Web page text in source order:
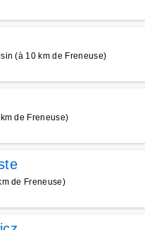
(à 10 km de Freneuse)
de Freneuse)
de Freneuse)